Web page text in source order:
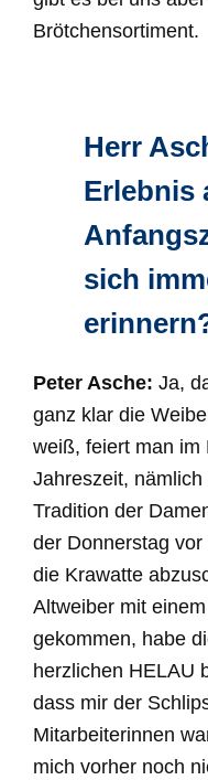
Brötchensortiment.
Herr
Erlebnis
sich
Peter Asche: Ja,
ganz klar die
weiß, feiert man im
Jahreszeit,
Tradition der
der Donnerstag
die Krawatte
Altweiber mit
gekommen, habe
herzlichen HELAU
dass mir der
Mitarbeiterinnen
mich vorher noch